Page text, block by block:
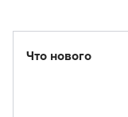
Что нового